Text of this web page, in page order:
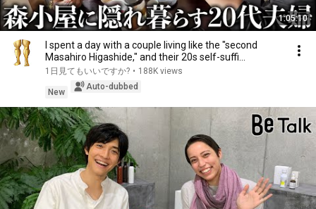
1:05:10
I spent a day with a couple living like the "second
Masahiro Higashide," and their 20s self-suffi...
1日見てもいいですか? • 188K views
New
Auto-dubbed